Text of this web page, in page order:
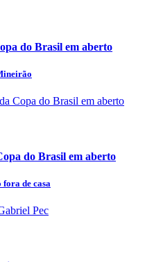
do Brasil em aberto
do Brasil em aberto
fora de casa